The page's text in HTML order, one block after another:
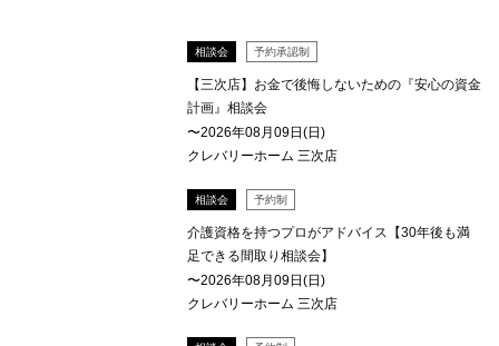
相談会 予約承認制
【三次店】お金で後悔しないための『安心の資金
計画』相談会
〜2026年08月09日(日)
クレバリーホーム 三次店
相談会 予約制
介護資格を持つプロがアドバイス【30年後も満
足できる間取り相談会】
〜2026年08月09日(日)
クレバリーホーム 三次店